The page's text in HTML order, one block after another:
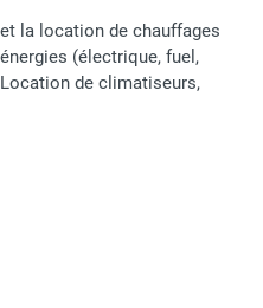
la location de chauffages
(électrique, fuel,
de climatiseurs,